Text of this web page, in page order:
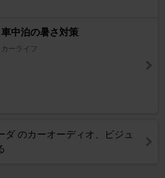
車中泊の暑さ対策
カーライフ
ダ のカーオーディオ、ビジュ